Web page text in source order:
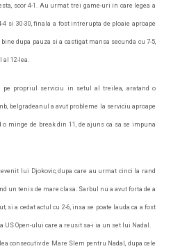
scor 4-1. Au urmat trei game-uri in care legea a
4 si 30-30, finala a fost intrerupta de ploaie aproape
dupa pauza si a castigat mansa secunda cu 7-5,
al 12-lea.
pe propriul serviciu in setul al treilea, aratand o
belgradeanul a avut probleme la serviciu aproape
minge de break din 11, de ajuns ca sa se impuna
lui Djokovic, dupa care au urmat cinci la rand
un tenis de mare clasa. Sarbul nu a avut forta de a
si a cedat actul cu 2-6, insa se poate lauda ca a fost
US Open-ului care a reusit sa-i ia un set lui Nadal.
consecutiv de Mare Slem pentru Nadal, dupa cele